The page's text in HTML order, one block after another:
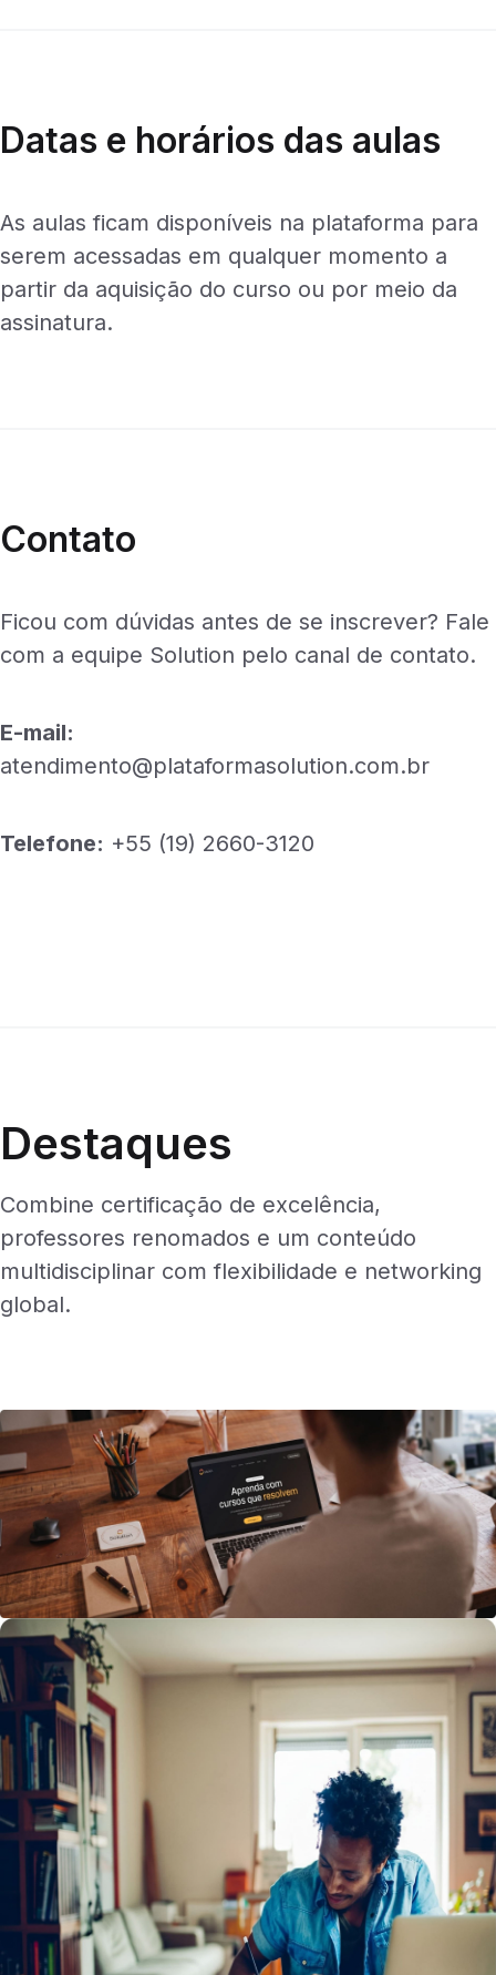
Datas e horários das aulas
As aulas ficam disponíveis na plataforma para
serem acessadas em qualquer momento a
partir da aquisição do curso ou por meio da
assinatura.
Contato
Ficou com dúvidas antes de se inscrever? Fale
com a equipe Solution pelo canal de contato.
E-mail:
atendimento@plataformasolution.com.br
Telefone: +55 (19) 2660-3120
Destaques
Combine certificação de excelência,
professores renomados e um conteúdo
multidisciplinar com flexibilidade e networking
global.